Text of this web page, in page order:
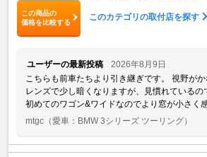
この商品の
価格を比較する
このカテゴリの取付店を探す
ユーザーの最新投稿
2026年8月9日
こちらも前車たちより引き継ぎです。 視野が
レンズで少し暗くなりますが、見慣れているの
初めてのワゴン&ワイドなのでより窓が小さく
mtgc （愛車：BMW 3シリーズ ツーリング）